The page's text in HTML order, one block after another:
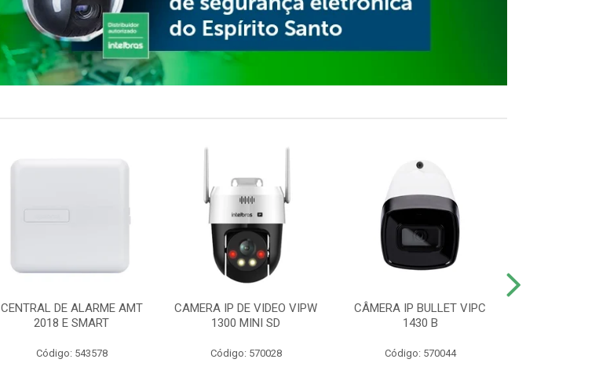
CENTRAL DE ALARME AMT
2018 E SMART
Código: 543578
CAMERA IP DE VIDEO VIPW
1300 MINI SD
Código: 570028
CÂMERA IP BULLET VIPC
1430 B
Código: 570044